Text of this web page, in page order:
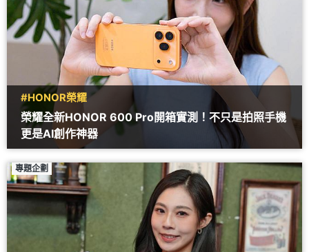
#HONOR榮耀
榮耀全新HONOR 600 Pro開箱實測！不只是拍照手機
更是AI創作神器
專題企劃